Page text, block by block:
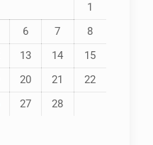
1
6 7
8
13 14
15
20 21
22
27 28